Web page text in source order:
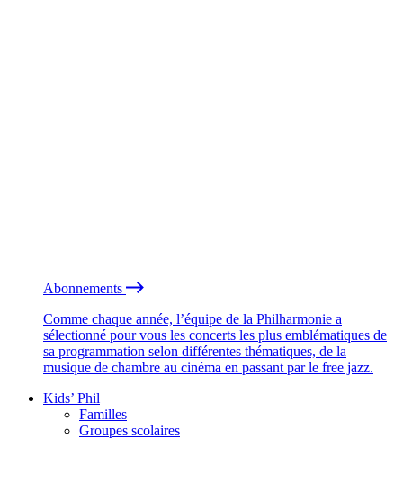
Abonnements
Comme chaque année, l’équipe de la Philharmonie a
sélectionné pour vous les concerts les plus emblématiques de
sa programmation selon différentes thématiques, de la
musique de chambre au cinéma en passant par le free jazz.
Kids’ Phil
Familles
Groupes scolaires